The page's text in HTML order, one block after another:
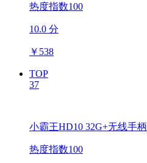
热度指数100
10.0 分
￥ 538
TOP
37
小霸王HD10 32G+无线手柄
热度指数100